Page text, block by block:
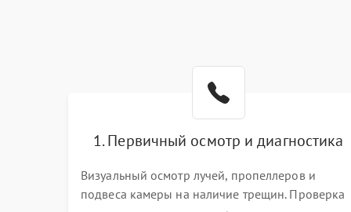
Температурные и внешние факторы
1. Первичный осмотр и диагностика
Визуальный осмотр лучей, пропеллеров и
подвеса камеры на наличие трещин. Проверка